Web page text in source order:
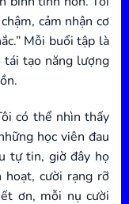
cảm nhận cơ
Mỗi buổi tập là
tạo năng lượng
có thể nhìn thấy
học viên đau
tự tin, giờ đây họ
cười rạng rỡ
ơn, mỗi nụ cười